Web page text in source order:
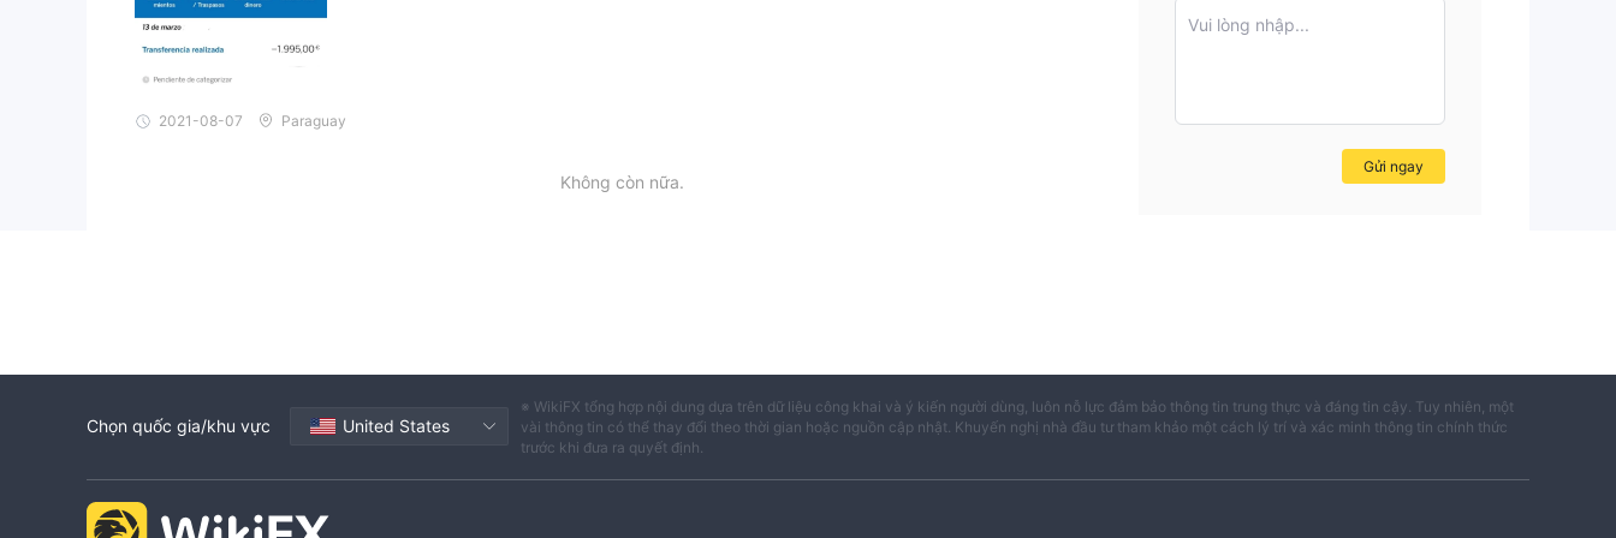
Người dùng cho biết anh ta được yêu cầu gửi một khoản tiền gửi là 1995 đô la. Tuy nhiên, chỉ sau hai ngày, anh ta không
thể rút tiền. Bạn có thể truy cập:
Kết luận
Giao dịch với Capital Markets mang lại rủi ro vì họ hoạt động mà không có bất kỳ quy định chính thức nào. Để đảm bảo an
. Khi chọn một nền tảng giao dịch, ưu tiên những nền tảng được giám sát bởi các cơ quan quản lý chính thức để
2021-08-07 Paraguay
Không còn nữa.
Vui lòng nhập...
Gửi ngay
Chọn quốc gia/khu vực United States
※ WikiFX tổng hợp nội dung dựa trên dữ liệu công khai và ý kiến người dùng, luôn nỗ lực đảm bảo thông tin trung thực và đáng tin cậy. Tuy nhiên, một
vài thông tin có thể thay đổi theo thời gian hoặc nguồn cập nhật. Khuyến nghị nhà đầu tư tham khảo một cách lý trí và xác minh thông tin chính thức
trước khi đưa ra quyết định.